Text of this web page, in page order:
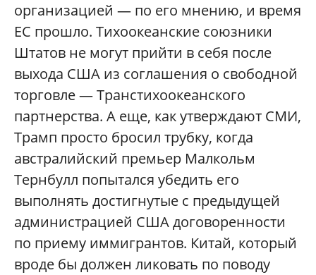
организацией — по его мнению, и время
ЕС прошло. Тихоокеанские союзники
Штатов не могут прийти в себя после
выхода США из соглашения о свободной
торговле — Транстихоокеанского
партнерства. А еще, как утверждают СМИ,
Трамп просто бросил трубку, когда
австралийский премьер Малкольм
Тернбулл попытался убедить его
выполнять достигнутые с предыдущей
администрацией США договоренности
по приему иммигрантов. Китай, который
вроде бы должен ликовать по поводу